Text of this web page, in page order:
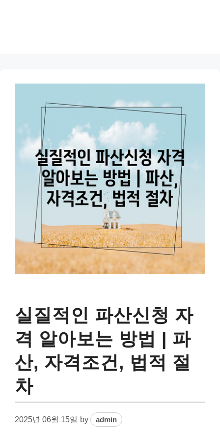
실질적인 파산신청 자
격 알아보는 방법 | 파
산, 자격조건, 법적 절
차
2025년 06월 15일 by admin